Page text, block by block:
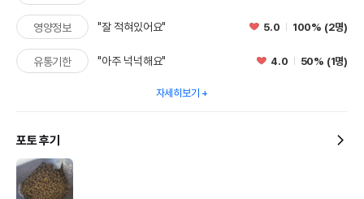
영양정보 "잘 적혀있어요" 5.0 100% (2명)
유통기한 "아주 넉넉해요" 4.0 50% (1명)
자세히보기
포토 후기